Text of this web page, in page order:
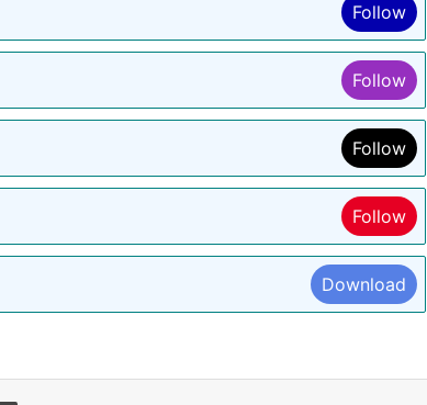
Follow
Follow
Follow
Follow
Download
Print